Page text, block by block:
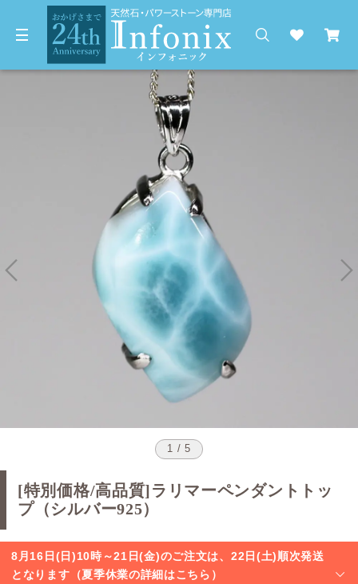
1 / 5
[特別価格/高品質]ラリマーペンダントトッ
プ（シルバー925）
8月16日(日)10時～21日(金)のご注文は、22日(土)順次発送
となります（夏季休業の詳細はこちら）